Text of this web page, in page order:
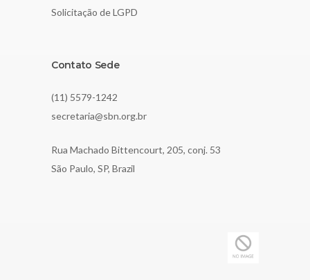
Solicitação de LGPD
Contato Sede
(11) 5579-1242
secretaria@sbn.org.br
Rua Machado Bittencourt, 205, conj. 53
São Paulo, SP, Brazil